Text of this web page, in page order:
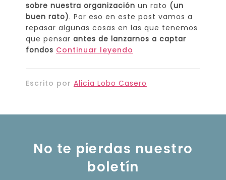
sobre nuestra organización un rato (un
buen rato). Por eso en este post vamos a
repasar algunas cosas en las que tenemos
que pensar antes de lanzarnos a captar
fondos Continuar leyendo
Escrito por Alicia Lobo Casero
No te pierdas nuestro
boletín